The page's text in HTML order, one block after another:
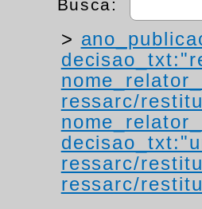
Busca:
>
ressarc/
ressarc/
ressarc/